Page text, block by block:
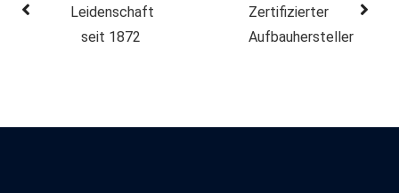
Leidenschaft
seit 1872
Zertifizierter
Aufbauhersteller